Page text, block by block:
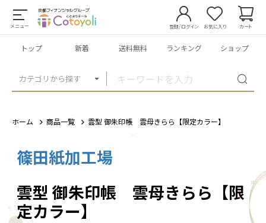
メニュー
カテゴリから探す
登録/ログイン お気に入り カート
トップ 新着 送料無料 ランキング ショップ
ホーム 商品一覧 雲型 御朱印帳 雲母きらら【限定カラー】
篠田紙加工場
雲型 御朱印帳 雲母きらら【限
定カラー】